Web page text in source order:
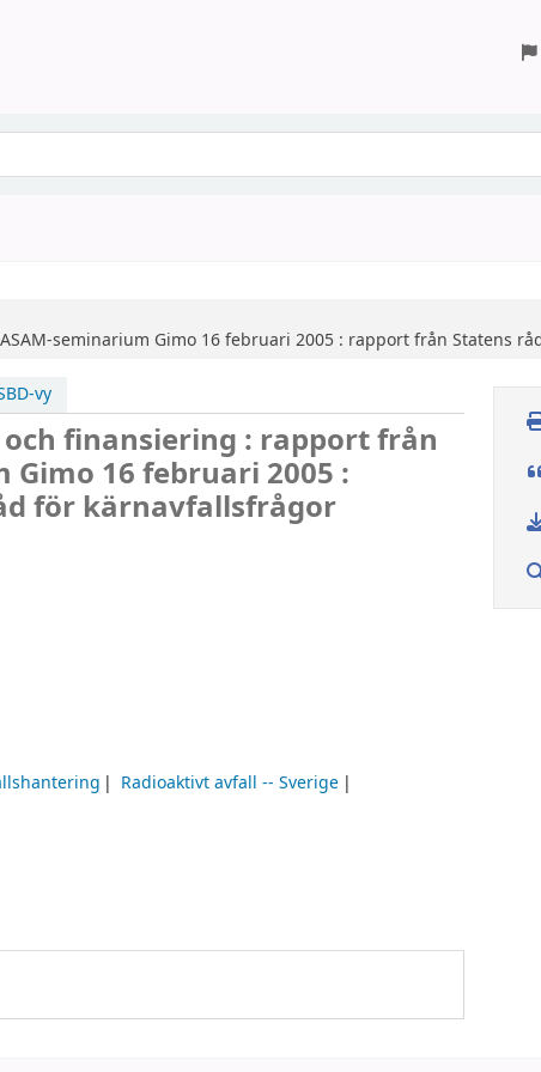
seminarium Gimo 16 februari 2005 : rapport från Statens
vy
finansiering : rapport från
Gimo 16 februari 2005 :
för kärnavfallsfrågor
Radioaktivt avfall -- Sverige